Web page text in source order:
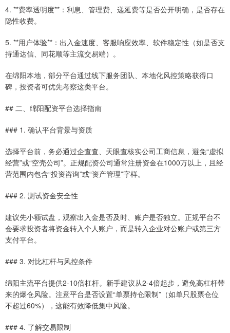
4. **费率透明度**：利息、管理费、递延费等是否公开明确，是否存在
隐性收费。
5. **用户体验**：出入金速度、客服响应效率、软件稳定性（如是否支
持通达信、同花顺等主流交易端）。
在绵阳本地，部分平台通过线下服务团队、本地化风控策略获得口
碑，投资者可优先考察这类平台。
## 二、绵阳配资平台选择指南
### 1. 确认平台背景与资质
选择平台前，务必通过企查查、天眼查核实公司工商信息，避免“虚拟
经营”或“空壳公司”。正规配资公司通常注册资金在1000万以上，且经
营范围内包含“投资咨询”或“资产管理”字样。
### 2. 测试资金安全性
建议先小额试盘，观察出入金是否及时、账户是否独立。正规平台不
会要求投资者将资金转入个人账户，而是转入企业对公账户或第三方
支付平台。
### 3. 对比杠杆与风控条件
绵阳主流平台提供2-10倍杠杆。新手建议从2-4倍起步，避免高杠杆带
来的爆仓风险。注意平台是否设置“单票持仓限制”（如单只股票仓位
不超过60%），这能有效降低集中风险。
### 4. 了解交易限制